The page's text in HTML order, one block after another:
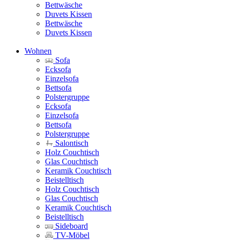
Bettwäsche
Duvets Kissen
Bettwäsche
Duvets Kissen
Wohnen
Sofa
Ecksofa
Einzelsofa
Bettsofa
Polstergruppe
Ecksofa
Einzelsofa
Bettsofa
Polstergruppe
Salontisch
Holz Couchtisch
Glas Couchtisch
Keramik Couchtisch
Beistelltisch
Holz Couchtisch
Glas Couchtisch
Keramik Couchtisch
Beistelltisch
Sideboard
TV-Möbel